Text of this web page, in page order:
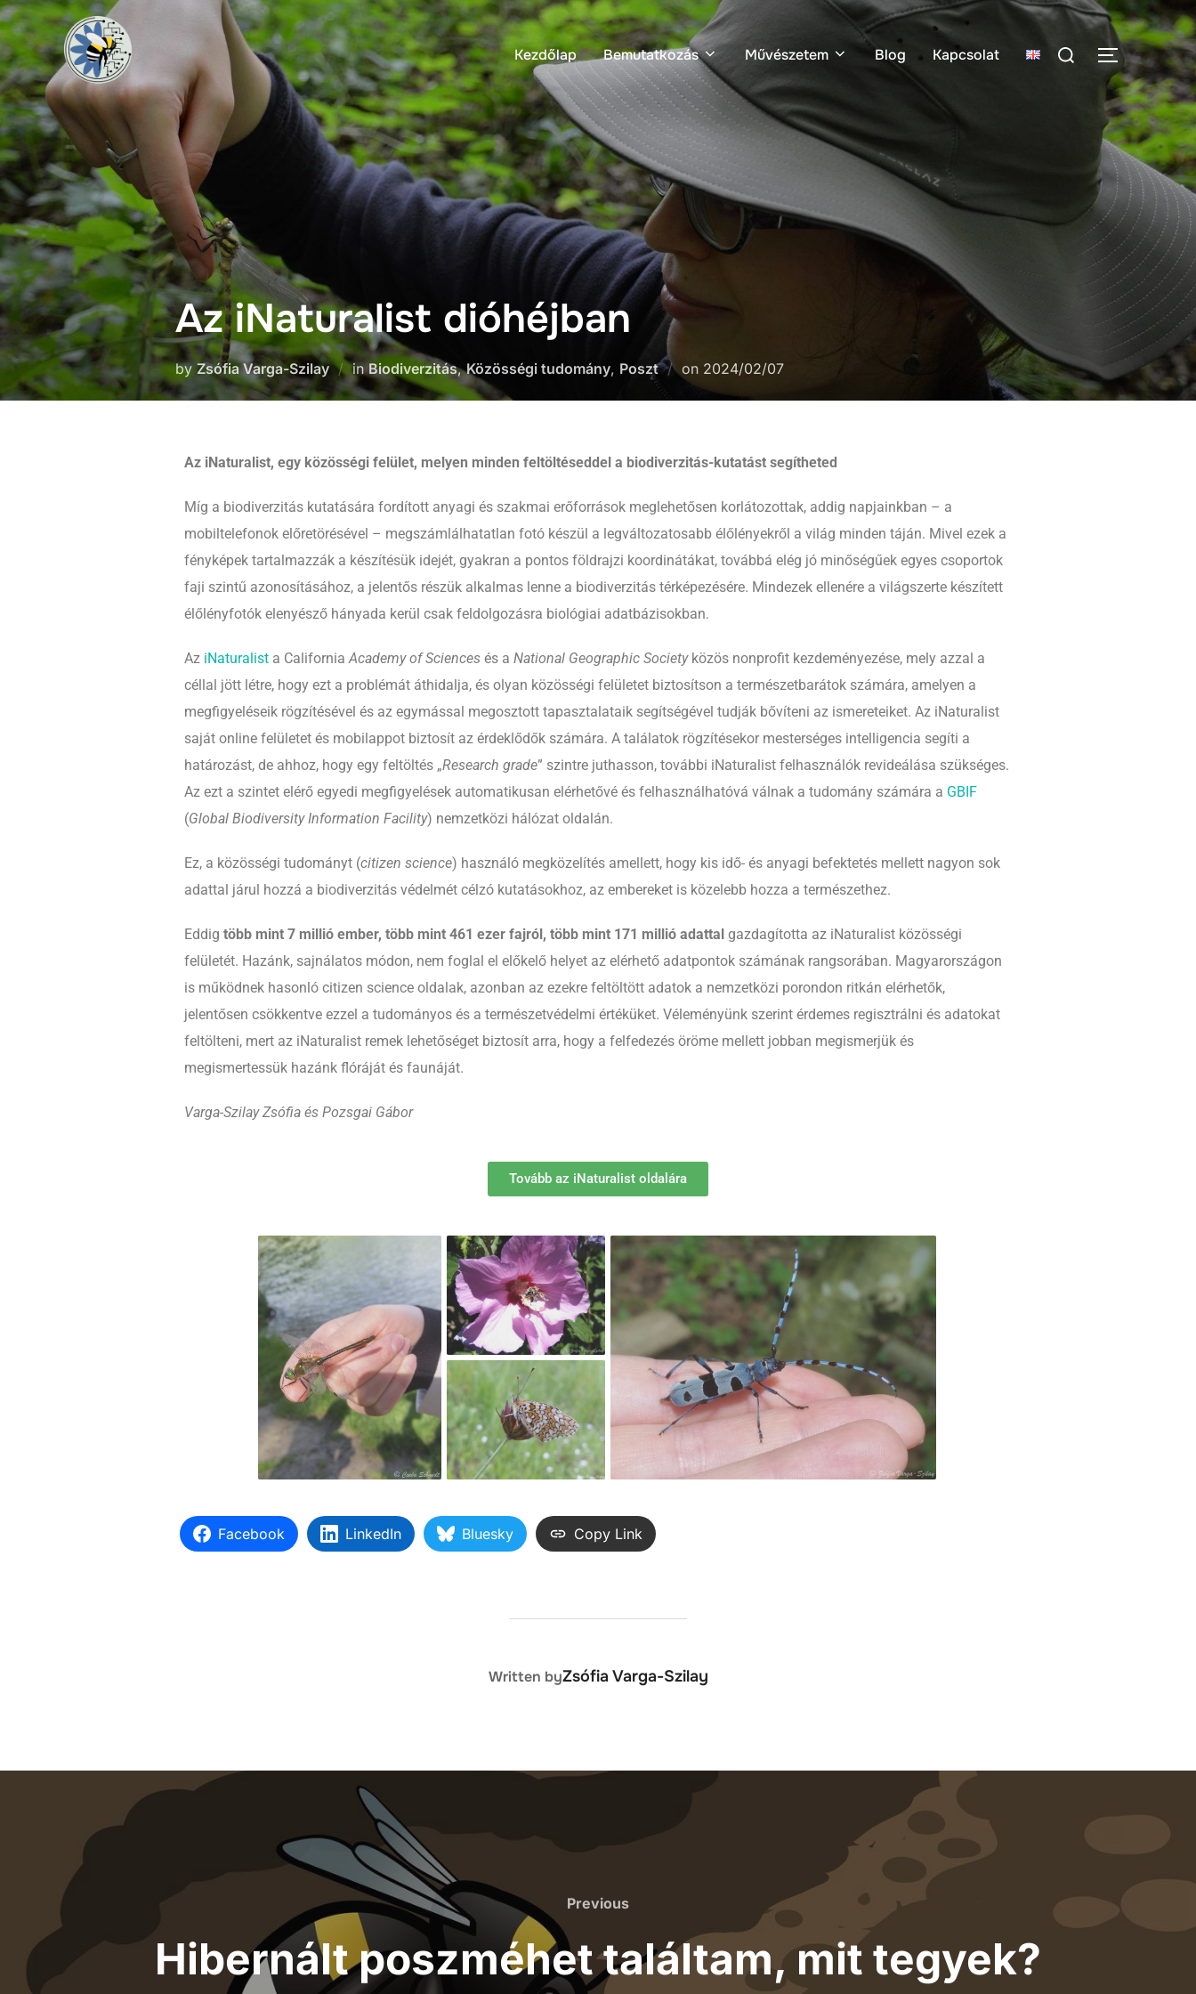
Kezdőlap Bemutatkozás Művészetem Blog Kapcsolat
Az iNaturalist dióhéjban
by Zsófia Varga-Szilay in Biodiverzitás,Közösségi tudomány, Poszt on 2024/02/07
Az iNaturalist, egy közösségi felület, melyen minden feltöltéseddel a biodiverzitás-kutatást segítheted
Míg a biodiverzitás kutatására fordított anyagi és szakmai erőforrások meglehetősen korlátozottak, addig napjainkban – a
mobiltelefonok előretörésével – megszámlálhatatlan fotó készül a legváltozatosabb élőlényekről a világ minden táján. Mivel ezek a
fényképek tartalmazzák a készítésük idejét, gyakran a pontos földrajzi koordinátákat, továbbá elég jó minőségűek egyes csoportok
faji szintű azonosításához, a jelentős részük alkalmas lenne a biodiverzitás térképezésére. Mindezek ellenére a világszerte készített
élőlényfotók elenyésző hányada kerül csak feldolgozásra biológiai adatbázisokban.
Az iNaturalist a CaliforniaAcademy of Sciences és a National Geographic Societyközös nonprofit kezdeményezése, mely azzal a
céllal jött létre, hogy ezt a problémát áthidalja, és olyan közösségi felületet biztosítson a természetbarátok számára, amelyen a
megfigyeléseik rögzítésével és az egymással megosztott tapasztalataik segítségével tudják bővíteni az ismereteiket. Az iNaturalist
saját online felületet és mobilappot biztosít az érdeklődők számára. A találatok rögzítésekor mesterséges intelligencia segíti a
határozást, de ahhoz, hogy egy feltöltés „Research grade” szintre juthasson, további iNaturalist felhasználók revideálása szükséges.
Az ezt a szintet elérő egyedi megfigyelések automatikusan elérhetővé és felhasználhatóvá válnak a tudomány számára a GBIF
(Global Biodiversity Information Facility) nemzetközi hálózat oldalán.
Ez, a közösségi tudományt (citizen science) használó megközelítés amellett, hogy kis idő- és anyagi befektetés mellett nagyon sok
adattal járul hozzá a biodiverzitás védelmét célzó kutatásokhoz, az embereket is közelebb hozza a természethez.
Eddig több mint 7 millió ember, több mint 461 ezer fajról, több mint 171 millió adattal gazdagította az iNaturalist közösségi
felületét. Hazánk, sajnálatos módon, nem foglal el előkelő helyet az elérhető adatpontok számának rangsorában. Magyarországon
is működnek hasonló citizen science oldalak, azonban az ezekre feltöltött adatok a nemzetközi porondon ritkán elérhetők,
jelentősen csökkentve ezzel a tudományos és a természetvédelmi értéküket. Véleményünk szerint érdemes regisztrálni és adatokat
feltölteni, mert az iNaturalist remek lehetőséget biztosít arra, hogy a felfedezés öröme mellett jobban megismerjük és
megismertessük hazánk flóráját és faunáját.
Varga-Szilay Zsófia és Pozsgai Gábor
Tovább az iNaturalist oldalára
Facebook LinkedIn Bluesky Copy Link
POST AUTHOR
Written byZsófia Varga-Szilay
Previous
Hibernált poszméhet találtam, mit tegyek?